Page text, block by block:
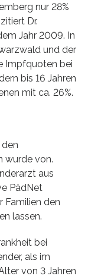
nur 28%
Dr.
Jahr 2009. In
und der
Impfquoten bei
bis 16 Jahren
mit ca. 26%.
wurde von.
aus
PädNet
Familien den
lassen.
bei
als im
von 3 Jahren